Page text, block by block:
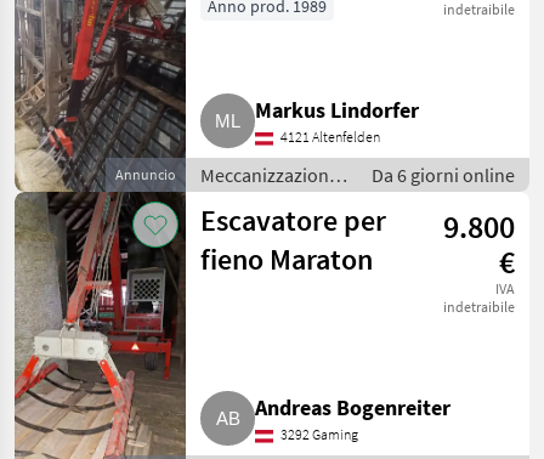
Annuncio
indetraibile
Anno prod. 1989
Markus Lindorfer
4121 Altenfelden
Meccanizzazione
interna /
Fienagione
Da 6 giorni online
Escavatore per
fieno Maraton
9.800
€
IVA
indetraibile
Andreas Bogenreiter
3292 Gaming